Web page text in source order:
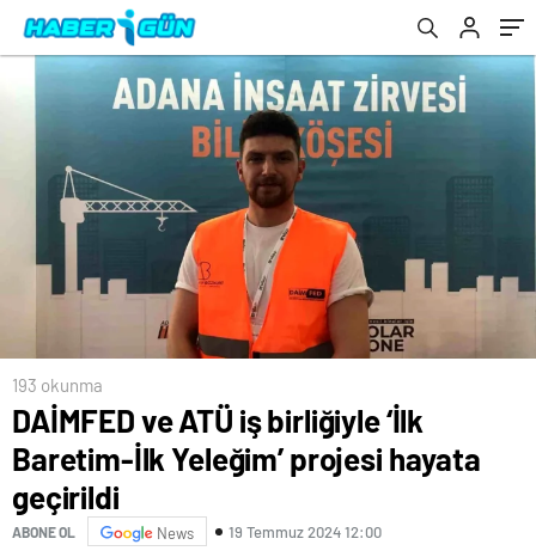
193 okunma
DAİMFED ve ATÜ iş birliğiyle ‘İlk
Baretim-İlk Yeleğim’ projesi hayata
geçirildi
ABONE OL News 19 Temmuz 2024 12:00